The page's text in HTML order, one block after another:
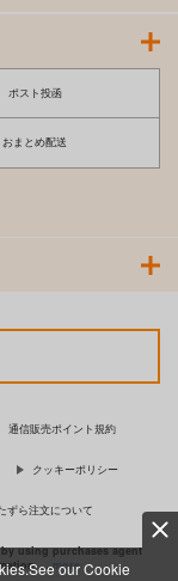
our Cookie
ポスト投函
おまとめ配送
通信販売ポイント規約
クッキーポリシー
ずら注文について
using purchases agent
…more